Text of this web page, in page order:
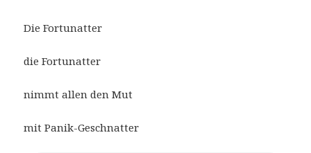
Die Fortunatter
die Fortunatter
nimmt allen den Mut
mit Panik-Geschnatter